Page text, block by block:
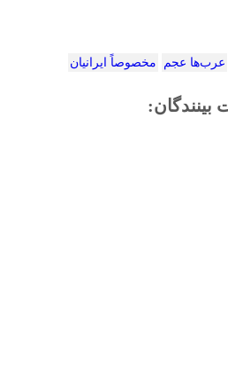
عرب‌ها عجم مخصوصاً ایرانیان
بینندگان: